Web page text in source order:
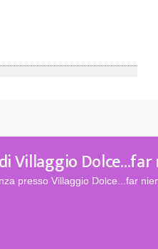
Villaggio
presso Villaggio Dolce...far